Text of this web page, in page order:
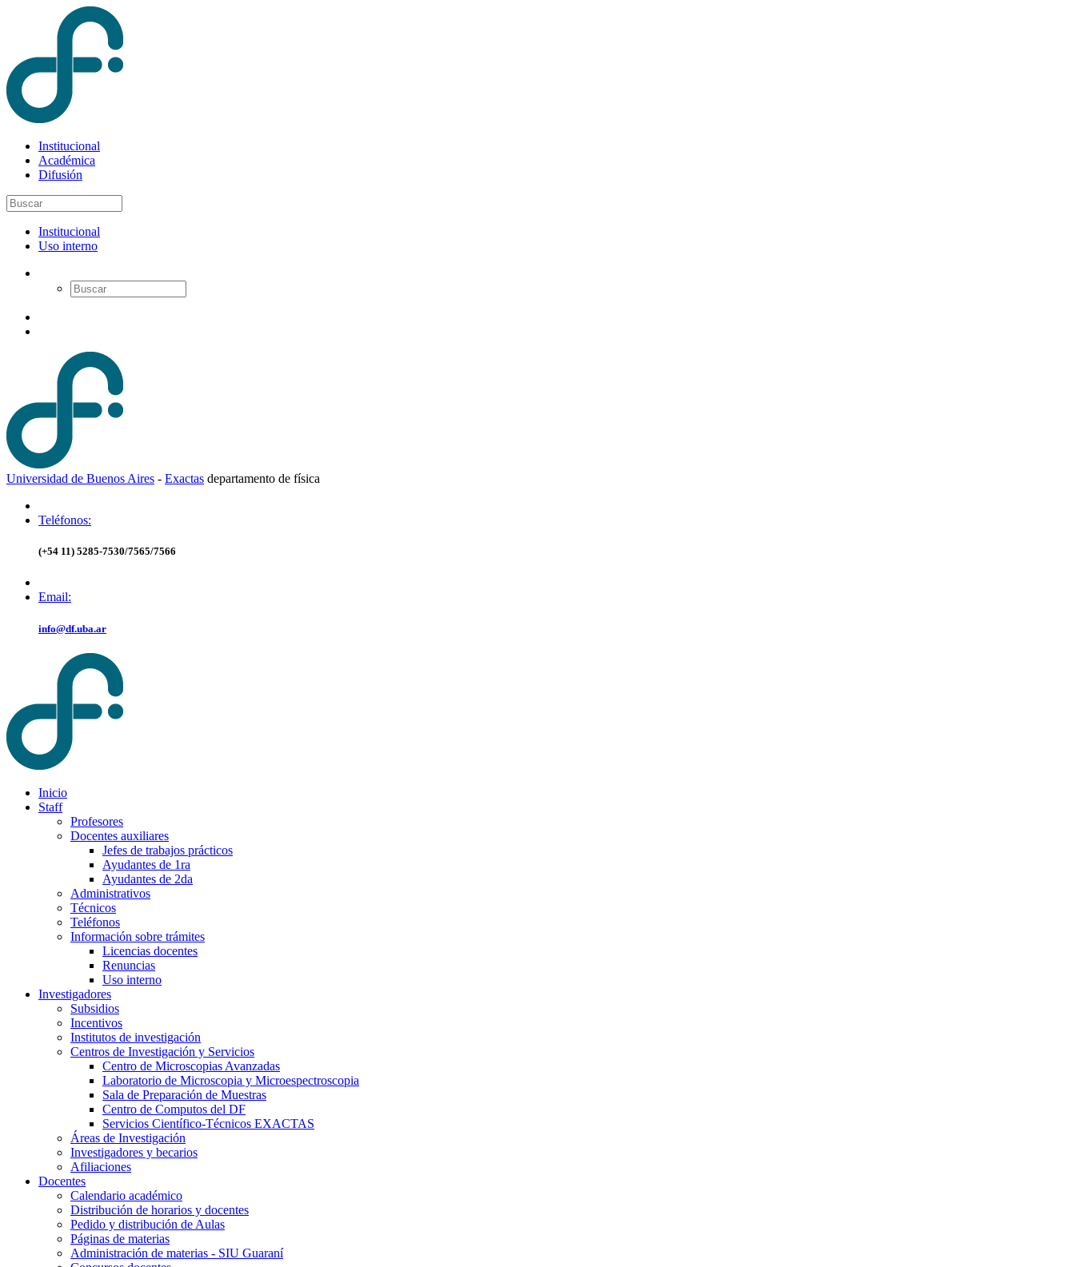
Institucional
Académica
Difusión
Institucional
Uso interno
Universidad de Buenos Aires - Exactas departamento de física
Teléfonos:
(+54 11) 5285-7530/7565/7566
Email:
info@df.uba.ar
Inicio
Staff
Profesores
Docentes auxiliares
Jefes de trabajos prácticos
Ayudantes de 1ra
Ayudantes de 2da
Administrativos
Técnicos
Teléfonos
Información sobre trámites
Licencias docentes
Renuncias
Uso interno
Investigadores
Subsidios
Incentivos
Institutos de investigación
Centros de Investigación y Servicios
Centro de Microscopias Avanzadas
Laboratorio de Microscopia y Microespectroscopia
Sala de Preparación de Muestras
Centro de Computos del DF
Servicios Científico-Técnicos EXACTAS
Áreas de Investigación
Investigadores y becarios
Afiliaciones
Docentes
Calendario académico
Distribución de horarios y docentes
Pedido y distribución de Aulas
Páginas de materias
Administración de materias - SIU Guaraní